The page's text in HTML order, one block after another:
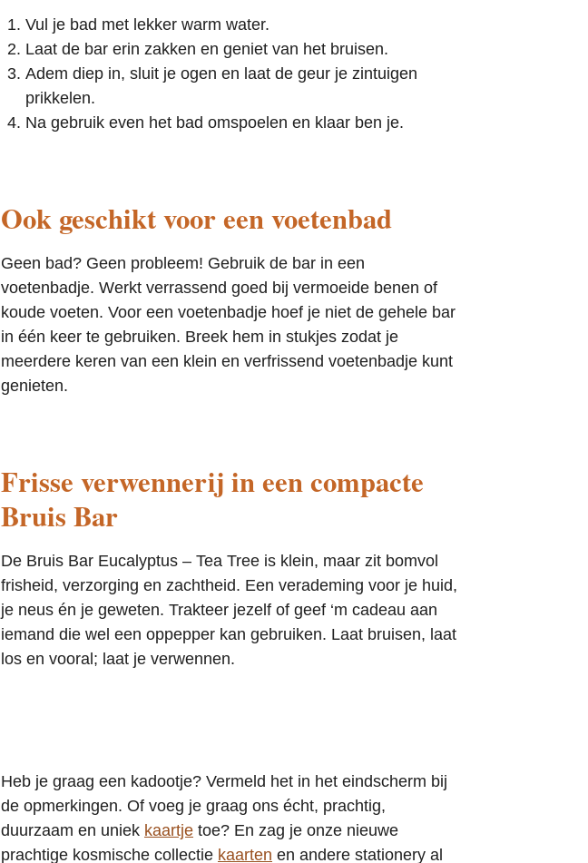
Vul je bad met lekker warm water.
Laat de bar erin zakken en geniet van het bruisen.
Adem diep in, sluit je ogen en laat de geur je zintuigen
prikkelen.
Na gebruik even het bad omspoelen en klaar ben je.
Ook geschikt voor een voetenbad
Geen bad? Geen probleem! Gebruik de bar in een
voetenbadje. Werkt verrassend goed bij vermoeide benen of
koude voeten. Voor een voetenbadje hoef je niet de gehele bar
in één keer te gebruiken. Breek hem in stukjes zodat je
meerdere keren van een klein en verfrissend voetenbadje kunt
genieten.
Frisse verwennerij in een compacte
Bruis Bar
De Bruis Bar Eucalyptus – Tea Tree is klein, maar zit bomvol
frisheid, verzorging en zachtheid. Een verademing voor je huid,
je neus én je geweten. Trakteer jezelf of geef ‘m cadeau aan
iemand die wel een oppepper kan gebruiken. Laat bruisen, laat
los en vooral; laat je verwennen.
Heb je graag een kadootje? Vermeld het in het eindscherm bij
de opmerkingen. Of voeg je graag ons écht, prachtig,
duurzaam en uniek kaartje toe? En zag je onze nieuwe
prachtige kosmische collectie kaarten en andere stationery al